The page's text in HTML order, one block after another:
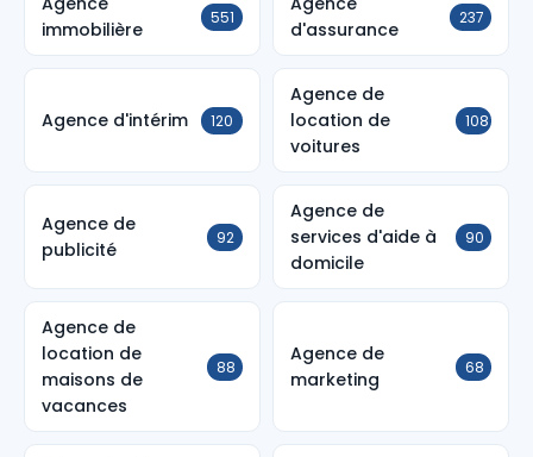
immobilière
551
d'assurance
237
Agence d'intérim 120
Agence de
location de
voitures
108
Agence de
publicité
92
Agence de
services d'aide à
domicile
90
Agence de
location de
maisons de
vacances
88
Agence de
marketing
68